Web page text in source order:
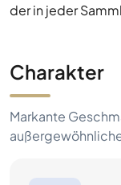
der in jeder
Charakter
Markante